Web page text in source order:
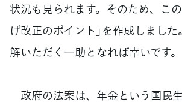
状況も見られます。そのため、こ
げ改正のポイント」を作成しまし
解いただく一助となれば幸いです。
政府の法案は、年金という国民